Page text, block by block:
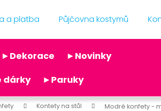
a platba Půjčovna kostymů
►Dekorace
►Novinky
dárky ►Paruky
Kontety na stůl Modré konfety -
Co potřebujete najít?
Doporučujeme